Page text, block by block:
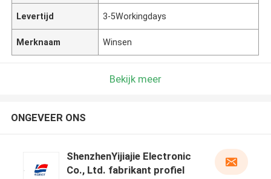
Levertijd 3-5Workingdays
Merknaam Winsen
Bekijk meer
ONGEVEER ONS
ShenzhenYijiajie Electronic
Co., Ltd. fabrikant profiel